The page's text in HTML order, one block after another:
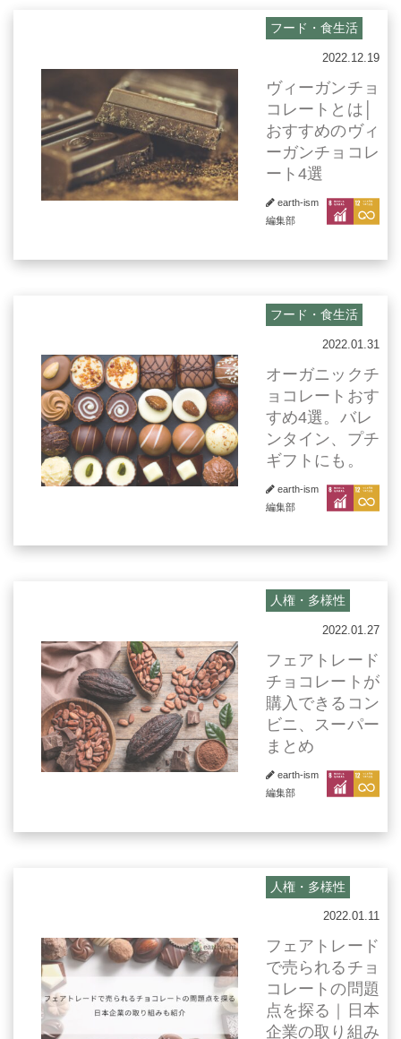
フード・食生活
2022.12.19
ヴィーガンチョ
コレートとは│
おすすめのヴィ
ーガンチョコレ
ート4選
earth-ism
編集部
フード・食生活
2022.01.31
オーガニックチ
ョコレートおす
すめ4選。バレ
ンタイン、プチ
ギフトにも。
earth-ism
編集部
人権・多様性
2022.01.27
フェアトレード
チョコレートが
購入できるコン
ビニ、スーパー
まとめ
earth-ism
編集部
人権・多様性
2022.01.11
フェアトレード
で売られるチョ
コレートの問題
点を探る｜日本
企業の取り組み